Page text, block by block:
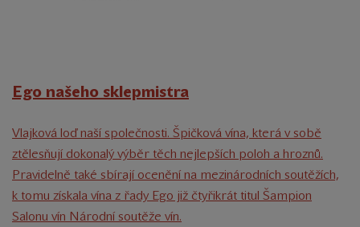
Ego našeho sklepmistra
Vlajková loď naší společnosti. Špičková vína, která v sobě
ztělesňují dokonalý výběr těch nejlepších poloh a hroznů.
Pravidelně také sbírají ocenění na mezinárodních soutěžích,
k tomu získala vína z řady Ego již čtyřikrát titul Šampion
Salonu vín Národní soutěže vín.